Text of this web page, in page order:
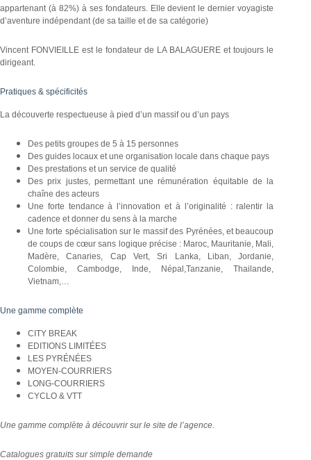
appartenant (à 82%) à ses fondateurs. Elle devient le dernier voyagiste
d’aventure indépendant (de sa taille et de sa catégorie)
Vincent FONVIEILLE est le fondateur de LA BALAGUERE et toujours le
dirigeant.
Pratiques & spécificités
La découverte respectueuse à pied d’un massif ou d’un pays
Des petits groupes de 5 à 15 personnes
Des guides locaux et une organisation locale dans chaque pays
Des prestations et un service de qualité
Des prix justes, permettant une rémunération équitable de la
chaîne des acteurs
Une forte tendance à l’innovation et à l’originalité : ralentir la
cadence et donner du sens à la marche
Une forte spécialisation sur le massif des Pyrénées, et beaucoup
de coups de cœur sans logique précise : Maroc, Mauritanie, Mali,
Madère, Canaries, Cap Vert, Sri Lanka, Liban, Jordanie,
Colombie, Cambodge, Inde, Népal,Tanzanie, Thailande,
Vietnam,…
Une gamme complète
CITY BREAK
EDITIONS LIMITÉES
LES PYRÉNÉES
MOYEN-COURRIERS
LONG-COURRIERS
CYCLO & VTT
Une gamme complète à découvrir sur le site de l’agence.
Catalogues gratuits sur simple demande